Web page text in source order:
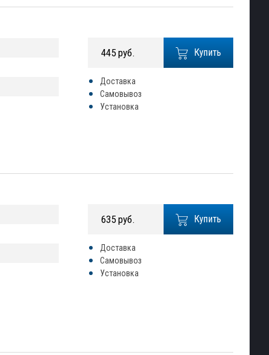
Купить
445 руб.
Доставка
Самовывоз
Установка
Купить
635 руб.
Доставка
Самовывоз
Установка